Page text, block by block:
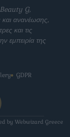
G,
ανανέωσης,
και τις
εμπειρία της
GDPR
by Webwizard Greece